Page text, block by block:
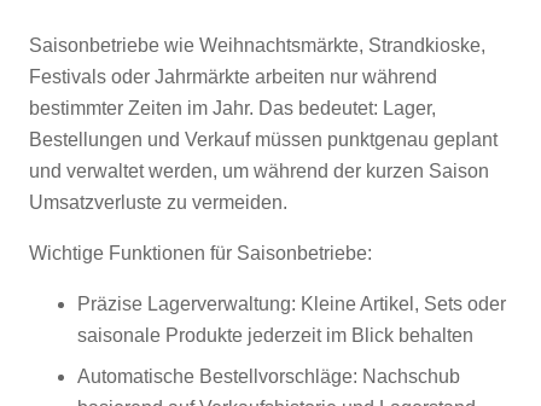
Saisonbetriebe wie Weihnachtsmärkte, Strandkioske,
Festivals oder Jahrmärkte arbeiten nur während
bestimmter Zeiten im Jahr. Das bedeutet: Lager,
Bestellungen und Verkauf müssen punktgenau geplant
und verwaltet werden, um während der kurzen Saison
Umsatzverluste zu vermeiden.
Wichtige Funktionen für Saisonbetriebe:
Präzise Lagerverwaltung: Kleine Artikel, Sets oder
saisonale Produkte jederzeit im Blick behalten
Automatische Bestellvorschläge: Nachschub